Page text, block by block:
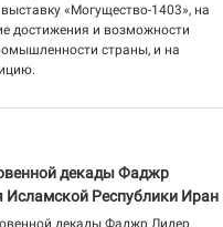
«Могущество-1403», на
достижения и возможности
страны, и на
декады Фаджр
Исламской Республики Иран
декады Фаджр Лидер